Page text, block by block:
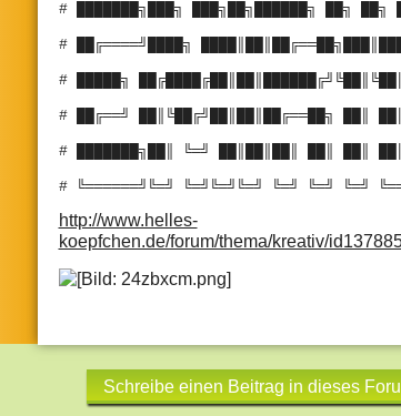
# ███████╗███╗ ███╗██╗██████╗ ██╗ ██╗
# ██╔════╝████╗
# █████╗
# ██╔══╝ ██║╚██╔╝██║██║██╔══██╗ ██║
# ███████╗██║ ╚═╝ ██║██║██║ ██║ ██║
# ╚══════╝╚═╝ ╚═╝╚═╝╚═╝ ╚═╝ ╚═╝ ╚═╝
http://www.helles-
koepfchen.de/forum/thema/kreativ/
Schreibe einen Beitrag in dieses